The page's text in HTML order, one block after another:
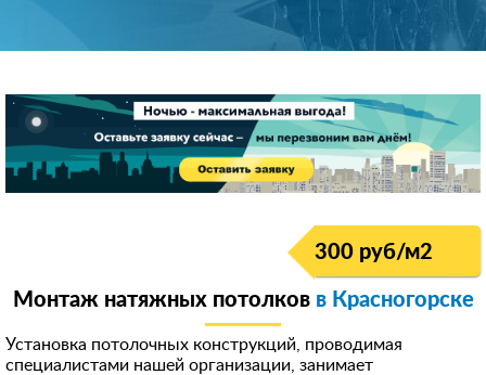
300 руб/м2
Монтаж натяжных потолков в Красногорске
Установка потолочных конструкций, проводимая
специалистами нашей организации, занимает